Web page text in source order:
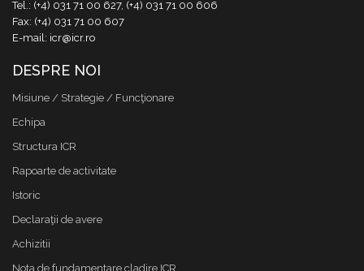
Tel.: (+4) 031 71 00 627, (+4) 031 71 00 606
Fax: (+4) 031 71 00 607
E-mail: icr@icr.ro
DESPRE NOI
Misiune / Strategie / Funcţionare
Echipa
Structura ICR
Rapoarte de activitate
Istoric
Declaraţii de avere
Achizitii
Nota de fundamentare cladire ICR